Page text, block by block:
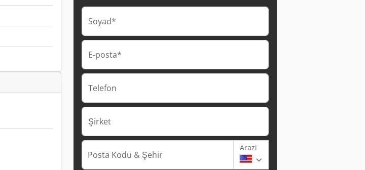
Soyad*
E-posta*
Telefon
Şirket
Posta Kodu & Şehir
Arazi